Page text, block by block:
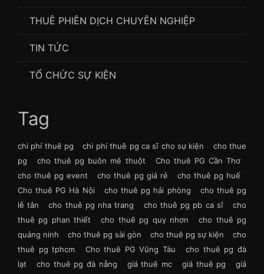
THUÊ PHIÊN DỊCH CHUYÊN NGHIỆP
TIN TỨC
TỔ CHỨC SỰ KIỆN
Tag
chi phí thuê pg chi phí thuê pg ca sĩ cho sự kiện
cho thue
pg
cho thuê pg buôn mê thuột
Cho thuê PG Cần Thơ
cho thuê pg event
cho thuê pg giá rẻ
cho thuê pg huế
Cho thuê PG Hà Nội
cho thuê pg hải phòng
cho thuê pg
lễ tân
cho thuê pg nha trang cho thuê pg pb ca sĩ
cho
thuê pg phan thiết
cho thuê pg quy nhơn
cho thuê pg
quảng ninh
cho thuê pg sài gòn cho thuê pg sự kiện
cho
thuê pg tphcm
Cho thuê PG Vũng Tàu
cho thuê pg đà
lạt
cho thuê pg đà nẵng giá thuê mc giá thuê pg
giá